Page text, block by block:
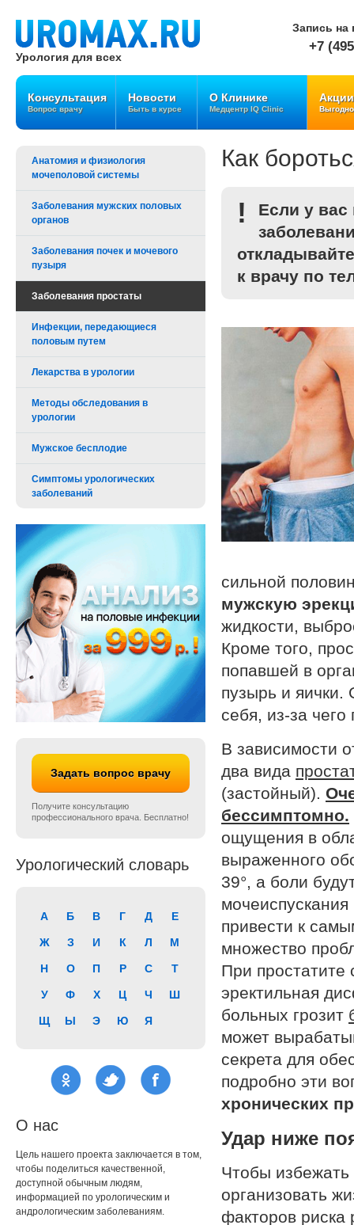
Урология для всех
Запись на
+7
Консультация
Вопрос врачу
Новости
Быть в курсе
О Клинике
Медцентр IQ Clinic
Акции
Анатомия и физиология
мочеполовой системы
Заболевания мужских половых
органов
Заболевания почек и мочевого
пузыря
Заболевания простаты
Инфекции, передающиеся
половым путем
Лекарства в урологии
Методы обследования в
урологии
Мужское бесплодие
Симптомы урологических
заболеваний
Задать вопрос врачу
Получите консультацию
профессионального врача. Бесплатно!
Урологический словарь
А Б В Г Д Е
Ж З И К Л М
Н О П Р С Т
У Ф Х Ц Ч Ш
Щ Ы Э Ю Я
О нас
Цель нашего проекта заключается в том,
чтобы поделиться качественной,
доступной обычным людям,
информацией по урологическим и
андрологическим заболеваниям.
Как
!
Если у
к врачу по
сильной
мужскую
жидкости,
Кроме того,
попавшей в
пузырь и яички.
себя, из-за чего
В зависимости
два вида
(застойный).
бессимптомно.
ощущения в
выраженного
39°, а боли
привести к
множество
При простатите
эректильная
больных грозит
может
секрета для
подробно эти
хронических
Удар ниже
Чтобы
организовать
факторов риска